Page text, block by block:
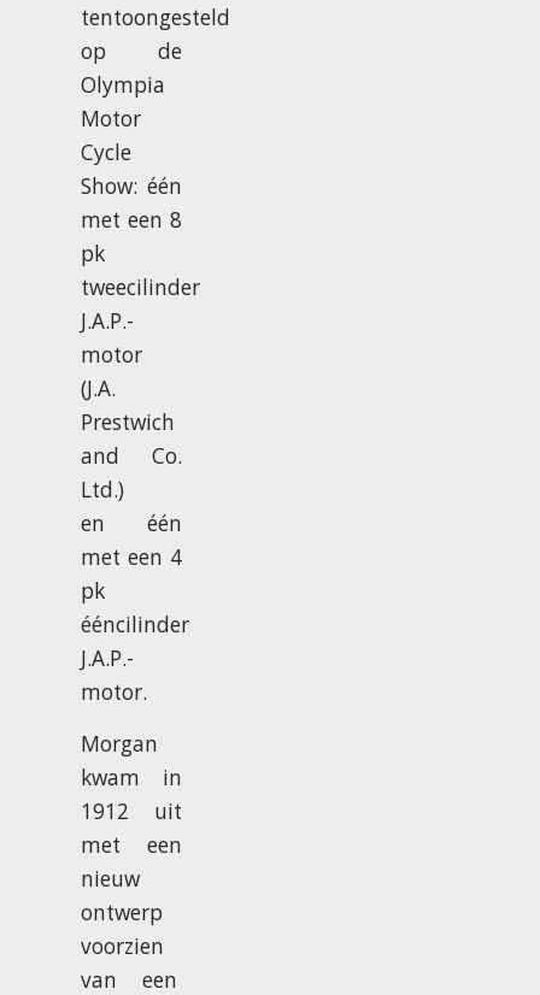
tentoongesteld
op de
Olympia
Motor
Cycle
Show: één
met een 8
pk
tweecilinder
J.A.P.-
motor
(J.A.
Prestwich
and Co.
Ltd.)
en één
met een 4
pk
ééncilinder
J.A.P.-
motor.
Morgan
kwam in
1912 uit
met een
nieuw
ontwerp
voorzien
van een